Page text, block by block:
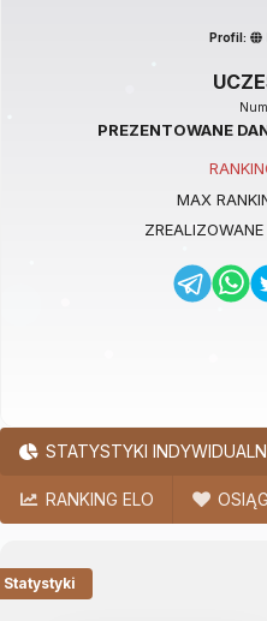
Profil:
PREZENTOWANE
MAX
ZREALIZOWANE
STATYSTYKI
RANKING ELO
Statystyki